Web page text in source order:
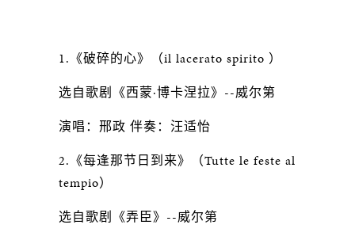
1.《破碎的心》（il lacerato spirito ）
选自歌剧《西蒙·博卡涅拉》--威尔第
演唱：邢政 伴奏：汪适怡
2.《每逢那节日到来》（Tutte le feste al
tempio）
选自歌剧《弄臣》--威尔第